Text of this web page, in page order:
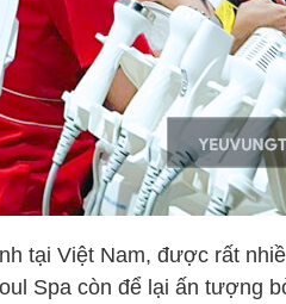
tại Việt Nam, được rất
Spa còn để lại ấn tượng